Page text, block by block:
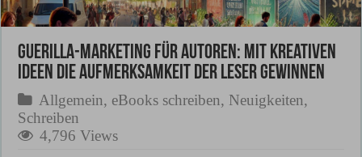
Guerilla-Marketing für Autoren: Mit kreativen
Ideen die Aufmerksamkeit der Leser gewinnen
Allgemein, eBooks schreiben, Neuigkeiten,
Schreiben
4,796 Views